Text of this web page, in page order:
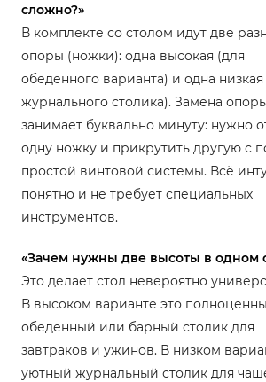
сложно?»
В комплекте со столом идут две
опоры (ножки): одна высокая (для
обеденного варианта) и одна низкая
журнального столика). Замена
занимает буквально минуту: нужно
одну ножку и прикрутить другую с
простой винтовой системы. Всё
понятно и не требует специальных
инструментов.
«Зачем нужны две высоты в одном
Это делает стол невероятно
В высоком варианте это
обеденный или барный столик для
завтраков и ужинов. В низком
уютный журнальный столик для